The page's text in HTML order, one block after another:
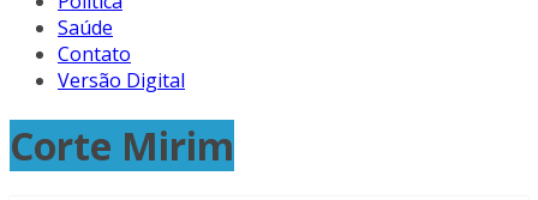
Saúde
Contato
Versão Digital
Corte Mirim